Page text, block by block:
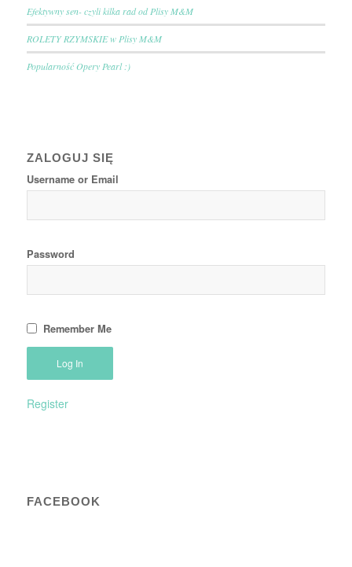
Efektywny sen- czyli kilka rad od Plisy M&M
ROLETY RZYMSKIE w Plisy M&M
Popularność Opery Pearl :)
ZALOGUJ SIĘ
Username or Email
Password
Remember Me
Register
FACEBOOK